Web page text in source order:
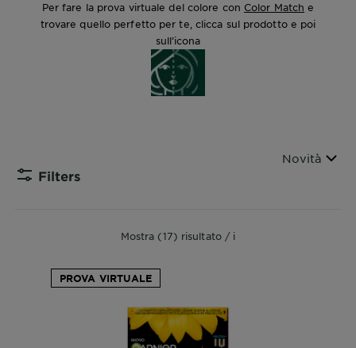
Per fare la prova virtuale del colore con Color Match e
trovare quello perfetto per te, clicca sul prodotto e poi
sull’icona
Filters
Ordina per
Novità
Mostra (17) risultato / i
PROVA VIRTUALE